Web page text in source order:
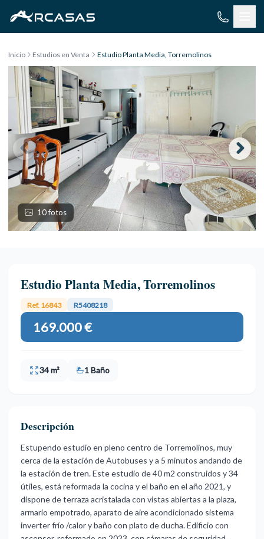
Inicio Estudios en Venta Estudio Planta Media, Torremolinos
10 fotos
Estudio Planta Media, Torremolinos
Ref. 16843 R5408218
169.000 €
34 m² 1 Baño
Descripción
Estupendo estudio en pleno centro de Torremolinos, muy
cerca de la estación de Autobuses y a 5 minutos andando de
la estación de tren. Este estudio de 40 m2 construidos y 34
útiles, está reformada la cocina y el baño en el año 2021, y
dispone de terraza acristalada con vistas abiertas a la plaza,
armario empotrado, aparato de aire acondicionado sistema
inverter frío /calor y baño con plato de ducha. Edificio con